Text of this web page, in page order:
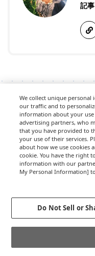
記
連載：大阪・関
団体「
万博会場で共鳴の祭を開
催！ EXPO酒場からライ
が“いのち”を響き合わせ
We collect unique personal
our traffic and to
information about your
advertising partners, who
that you have provided to
your use of their services.
about how we use cookies
cookie. You have the right
information with our
My Personal Information]
Do Not Sell or